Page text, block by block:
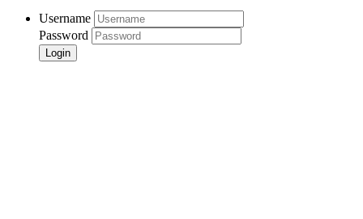
Username
Password